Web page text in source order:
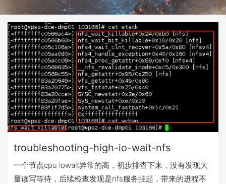
troubleshooting-high-io-wait-nfs
一个节点cpu iowait异常的高，初步排查下来，没有发现大
量读写等待，后续检查发现是nfs服务挂起，带来的进程不